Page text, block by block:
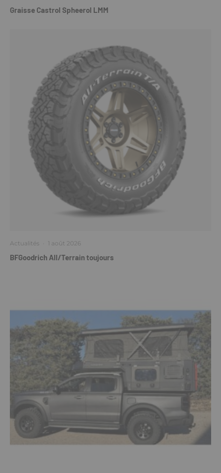
Graisse Castrol Spheerol LMM
Actualités · 1 août 2026
BFGoodrich All/Terrain toujours